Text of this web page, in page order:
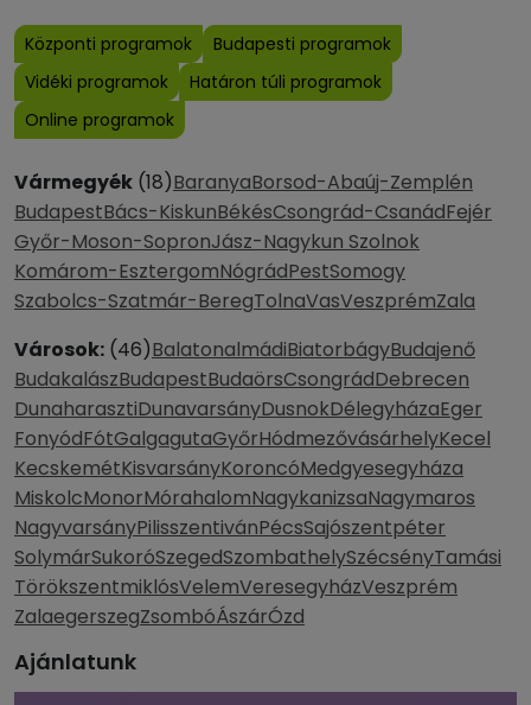
Központi programok
Budapesti programok
Vidéki programok
Határon túli programok
Online programok
Vármegyék (18)BaranyaBorsod-Abaúj-Zemplén
BudapestBács-KiskunBékésCsongrád-CsanádFejér
Győr-Moson-SopronJász-Nagykun Szolnok
Komárom-EsztergomNógrádPestSomogy
Szabolcs-Szatmár-BeregTolnaVasVeszprémZala
Városok: (46)BalatonalmádiBiatorbágyBudajenő
BudakalászBudapestBudaörsCsongrádDebrecen
DunaharasztiDunavarsányDusnokDélegyházaEger
FonyódFótGalgagutaGyőrHódmezővásárhelyKecel
KecskemétKisvarsányKoroncóMedgyesegyháza
MiskolcMonorMórahalomNagykanizsaNagymaros
NagyvarsányPilisszentivánPécsSajószentpéter
SolymárSukoróSzegedSzombathelySzécsényTamási
TörökszentmiklósVelemVeresegyházVeszprém
ZalaegerszegZsombóÁszárÓzd
Ajánlatunk